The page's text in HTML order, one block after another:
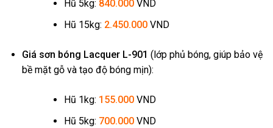
Hũ 5kg: 840.000VND
Hũ 15kg: 2.450.000VND
Giá sơn bóng Lacquer L-901 (lớp phủ bóng, giúp bảo vệ
bề mặt gỗ và tạo độ bóng mịn):
Hũ 1kg: 155.000VND
Hũ 5kg: 700.000VND